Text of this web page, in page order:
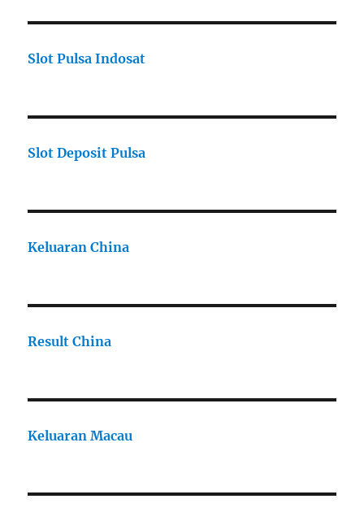
Slot Pulsa Indosat
Slot Deposit Pulsa
Keluaran China
Result China
Keluaran Macau